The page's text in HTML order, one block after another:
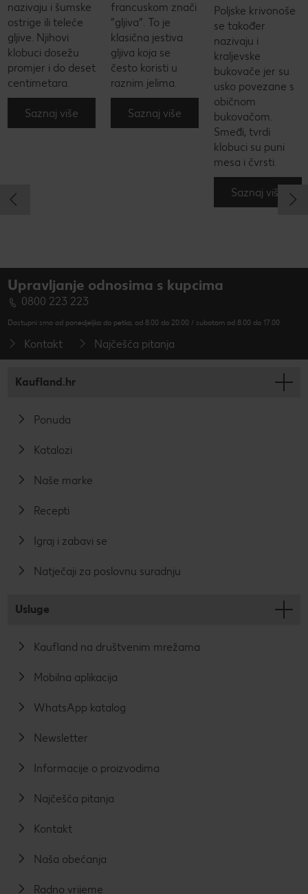
nazivaju i šumske
ostrige ili teleće
gljive. Njihovi
klobuci dosežu
promjer i do deset
centimetara.
Saznaj više
francuskom znači
“gljiva”. To je
klasična jestiva
gljiva koja se
često koristi u
raznim jelima.
Saznaj više
Poljske krivonoše
se također
nazivaju i
kraljevske
bukovače jer su
usko povezane s
običnom
bukovačom.
Smeđi, tvrdi
klobuci su puni
mesa i čvrsti.
Saznaj više
Upravljanje odnosima s kupcima
0800 223 223
Dostupni smo od ponedjeljka do petka, od 8.00 do 20.00 / subotom od 8.00 do 17.00
Kontakt Najčešća pitanja
Kaufland.hr
Ponuda
Katalozi
Naše marke
Recepti
Igraj i zabavi se
Natječaji za poslovnu suradnju
Usluge
Kaufland na društvenim mrežama
Mobilna aplikacija
WhatsApp katalog
Newsletter
Informacije o proizvodima
Najčešća pitanja
Kontakt
Naša obećanja
Radno vrijeme